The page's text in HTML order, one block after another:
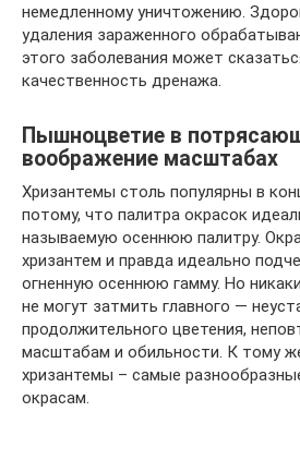
немедленному уничтожению.
удаления зараженного
этого заболевания может
качественность дренажа.
Пышноцветие в
воображение масштабах
Хризантемы столь популярны в
потому, что палитра окрасок
называемую осеннюю палитру.
хризантем и правда идеально
огненную осеннюю гамму. Но
не могут затмить главного —
продолжительного цветения,
масштабам и обильности. К тому
хризантемы – самые
окрасам.